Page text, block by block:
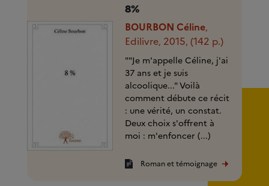
8%
BOURBON Céline,
Edilivre, 2015,(142 p.)
""Je m'appelle Céline, j'ai
37 ans et je suis
alcoolique..." Voilà
comment débute ce récit
: une vérité, un constat.
Deux choix s'offrent à
moi : m'enfoncer (...)
Roman et témoignage